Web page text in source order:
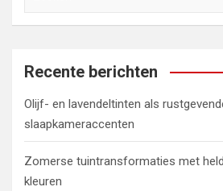
e
e
Recente berichten
Olijf- en lavendeltinten als
slaapkameraccenten
Zomerse tuintransformaties met
kleuren